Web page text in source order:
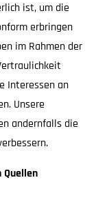
ist, um die
erbringen
im Rahmen der
Interessen an
Unsere
andernfalls die